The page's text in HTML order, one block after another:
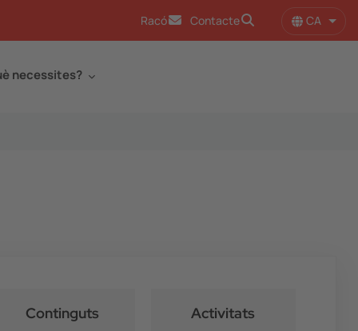
Racó Contacte CA
necessites?
Continguts Activitats